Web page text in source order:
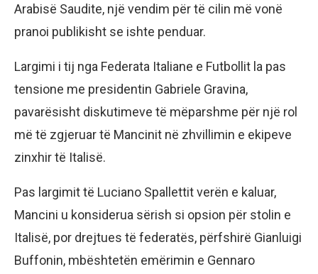
Arabisë Saudite, një vendim për të cilin më vonë
pranoi publikisht se ishte penduar.
Largimi i tij nga Federata Italiane e Futbollit la pas
tensione me presidentin Gabriele Gravina,
pavarësisht diskutimeve të mëparshme për një rol
më të zgjeruar të Mancinit në zhvillimin e ekipeve
zinxhir të Italisë.
Pas largimit të Luciano Spallettit verën e kaluar,
Mancini u konsiderua sërish si opsion për stolin e
Italisë, por drejtues të federatës, përfshirë Gianluigi
Buffonin, mbështetën emërimin e Gennaro